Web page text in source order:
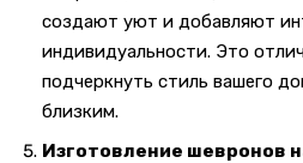
создают уют и добавляют
индивидуальности. Это
подчеркнуть стиль вашего
близким.
Изготовление шевронов